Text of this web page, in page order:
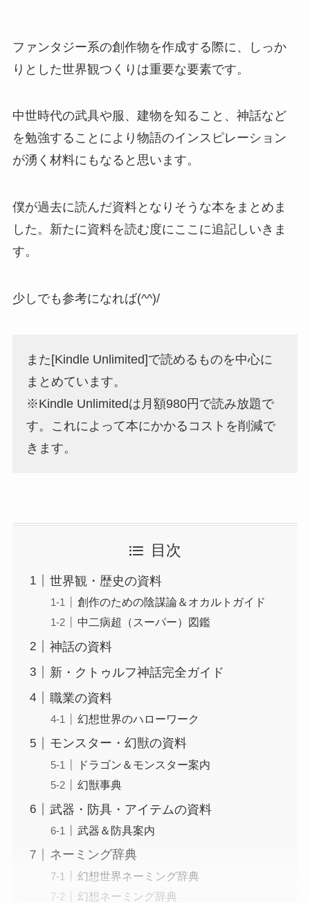
ファンタジー系の創作物を作成する際に、しっか
りとした世界観つくりは重要な要素です。
中世時代の武具や服、建物を知ること、神話など
を勉強することにより物語のインスピレーション
が湧く材料にもなると思います。
僕が過去に読んだ資料となりそうな本をまとめま
した。新たに資料を読む度にここに追記しいきま
す。
少しでも参考になれば(^^)/
また[Kindle Unlimited]で読めるものを中心に
まとめています。
※Kindle Unlimitedは月額980円で読み放題で
す。これによって本にかかるコストを削減で
きます。
目次
世界観・歴史の資料
創作のための陰謀論＆オカルトガイド
中二病超（スーパー）図鑑
神話の資料
新・クトゥルフ神話完全ガイド
職業の資料
幻想世界のハローワーク
モンスター・幻獣の資料
ドラゴン＆モンスター案内
幻獣事典
武器・防具・アイテムの資料
武器＆防具案内
ネーミング辞典
幻想世界ネーミング辞典
幻想ネーミング辞典